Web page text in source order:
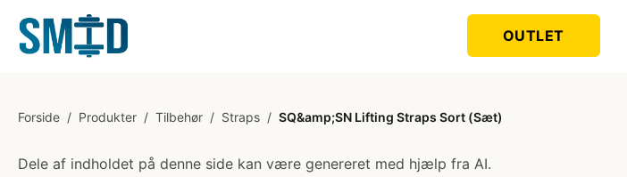
OUTLET
Forside / Produkter / Tilbehør / Straps / SQ&amp;SN Lifting Straps Sort (Sæt)
Dele af indholdet på denne side kan være genereret med hjælp fra AI.